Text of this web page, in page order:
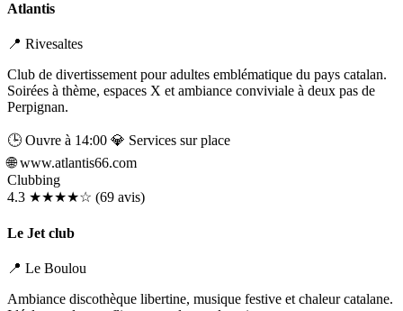
Liens utiles
BlogQui Sommes-Nous
Atlantis
📍 Rivesaltes
Club de divertissement pour adultes emblématique du pays catalan.
Soirées à thème, espaces X et ambiance conviviale à deux pas de
Perpignan.
🕒 Ouvre à 14:00 💎 Services sur place
🌐www.atlantis66.com
Clubbing
4.3 ★★★★☆ (69 avis)
Le Jet club
📍 Le Boulou
Ambiance discothèque libertine, musique festive et chaleur catalane.